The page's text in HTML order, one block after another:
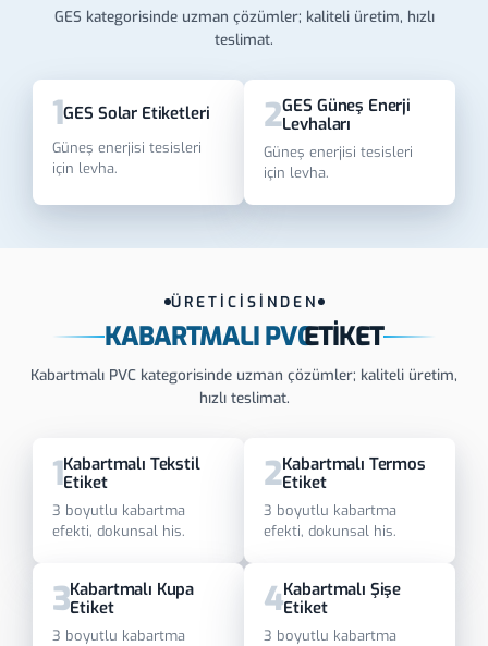
GES kategorisinde uzman çözümler; kaliteli üretim, hızlı
teslimat.
1GES Solar Etiketleri
Güneş enerjisi tesisleri
için levha.
2GES Güneş Enerji
Levhaları
Güneş enerjisi tesisleri
için levha.
ÜRETİCİSİNDEN
KABARTMALI PVCETIKET
Kabartmalı PVC kategorisinde uzman çözümler; kaliteli üretim,
hızlı teslimat.
1Kabartmalı Tekstil
Etiket
3 boyutlu kabartma
efekti, dokunsal his.
2Kabartmalı Termos
Etiket
3 boyutlu kabartma
efekti, dokunsal his.
3Kabartmalı Kupa
Etiket
3 boyutlu kabartma
4Kabartmalı Şişe
Etiket
3 boyutlu kabartma